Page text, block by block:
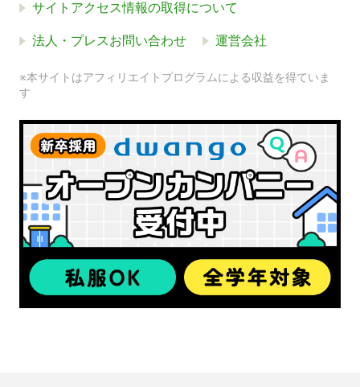
サイトアクセス情報の取得について
法人・プレスお問い合わせ 運営会社
※本サイトはアフィリエイトプログラムによる収益を得ていま
す